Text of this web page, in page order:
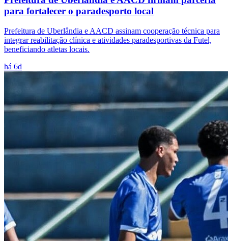
para fortalecer o paradesporto local
Prefeitura de Uberlândia e AACD assinam cooperação técnica para
integrar reabilitação clínica e atividades paradesportivas da Futel,
beneficiando atletas locais.
há 6d